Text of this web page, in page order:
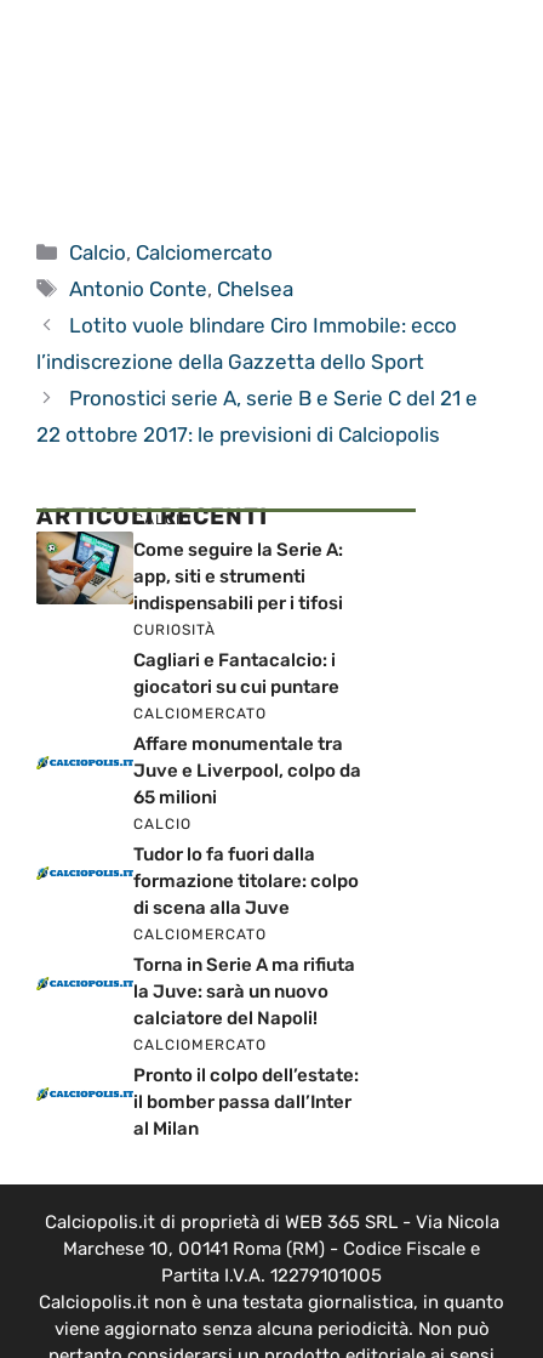
Categorie
Calcio, Calciomercato
Tag
Antonio Conte, Chelsea
Lotito vuole blindare Ciro Immobile: ecco
l’indiscrezione della Gazzetta dello Sport
Pronostici serie A, serie B e Serie C del 21 e
22 ottobre 2017: le previsioni di Calciopolis
ARTICOLI RECENTI
CALCIO
Come seguire la Serie A:
app, siti e strumenti
indispensabili per i tifosi
CURIOSITÀ
Cagliari e Fantacalcio: i
giocatori su cui puntare
CALCIOMERCATO
Affare monumentale tra
Juve e Liverpool, colpo da
65 milioni
CALCIO
Tudor lo fa fuori dalla
formazione titolare: colpo
di scena alla Juve
CALCIOMERCATO
Torna in Serie A ma rifiuta
la Juve: sarà un nuovo
calciatore del Napoli!
CALCIOMERCATO
Pronto il colpo dell’estate:
il bomber passa dall’Inter
al Milan
Calciopolis.it di proprietà di WEB 365 SRL - Via Nicola
Marchese 10, 00141 Roma (RM) - Codice Fiscale e
Partita I.V.A. 12279101005
Calciopolis.it non è una testata giornalistica, in quanto
viene aggiornato senza alcuna periodicità. Non può